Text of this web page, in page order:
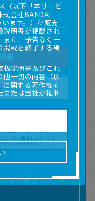
ズ
書
ーム
下の環境でのご利
（以下「本サービ
式会社BANDAI
ます。）が販売
説明書が掲載され
また、予告なく一
掲載を終了する場
説明書及びこれ
他一切の内容（以
に関する著作権そ
または当社が権利
します。
の目的での画像
て使用（複製、
、販売、出版等
することは禁止
客様が購入され
なる場合がありま
、取扱説明書の